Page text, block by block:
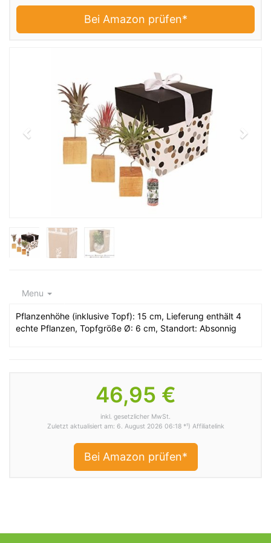
Bei Amazon prüfen*
Menu
Pflanzenhöhe (inklusive Topf): 15 cm, Lieferung enthält 4
echte Pflanzen, Topfgröße Ø: 6 cm, Standort: Absonnig
46,95 €
inkl. gesetzlicher MwSt.
Zuletzt aktualisiert am: 6. August 2026 06:18 *¹) Affiliatelink
Bei Amazon prüfen*